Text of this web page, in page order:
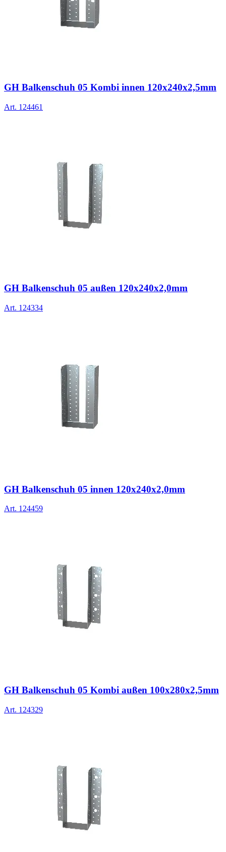
GH Balkenschuh 05 Kombi innen 120x240x2,5mm
Art. 124461
GH Balkenschuh 05 außen 120x240x2,0mm
Art. 124334
GH Balkenschuh 05 innen 120x240x2,0mm
Art. 124459
GH Balkenschuh 05 Kombi außen 100x280x2,5mm
Art. 124329